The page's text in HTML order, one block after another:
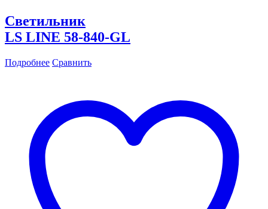
Светильник
LS LINE 58-840-GL
Подробнее Сравнить